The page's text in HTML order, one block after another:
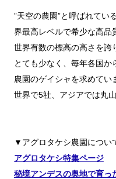
”天空の農園”と呼ばれてい
界最高レベルで希少な高品
世界有数の標高の高さを誇
とても少なく、毎年各国
農園のゲイシャを求めてい
世界で5社、アジアでは丸
▼アグロタケシ農園につい
アグロタケシ特集ページ
秘境アンデスの奥地で育っ